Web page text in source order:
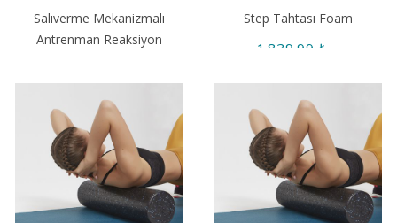
Salıverme Mekanizmalı
Antrenman Reaksiyon
1.108,99 ₺
Step Tahtası Foam
1.839,99 ₺